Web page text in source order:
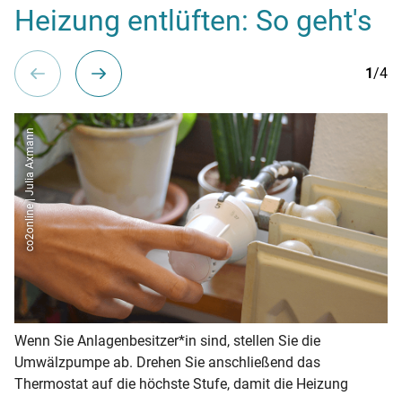
Heizung entlüften: So geht's
co2online | Julia Axmann
Wenn Sie Anlagenbesitzer*in sind, stellen Sie die
Umwälzpumpe ab. Drehen Sie anschließend das
Thermostat auf die höchste Stufe, damit die Heizung
1/4